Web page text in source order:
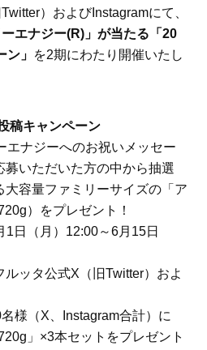
）およびInstagramにて、
エナジー(R)」が当たる「20
」 を2期にわたり開催いたし
稿キャンペーン
エナジーへのお祝いメッセー
募いただいた方の中から抽選
大容量ファミリーサイズの「ア
）をプレゼント！
1日（月）12:00～6月15日
ルッタ公式X（旧Twitter）およ
様（X、Instagram合計）に
」×3本セットをプレゼント